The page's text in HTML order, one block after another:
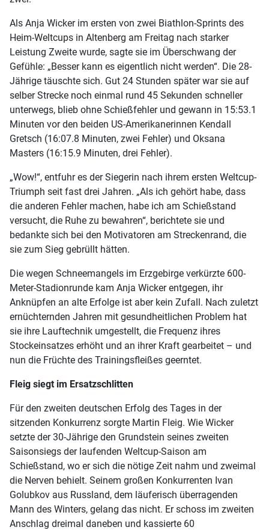
Als Anja Wicker im ersten von zwei Biathlon-Sprints des
Heim-Weltcups in Altenberg am Freitag nach starker
Leistung Zweite wurde, sagte sie im Überschwang der
Gefühle: „Besser kann es eigentlich nicht werden“. Die 28-
Jährige täuschte sich. Gut 24 Stunden später war sie auf
selber Strecke noch einmal rund 45 Sekunden schneller
unterwegs, blieb ohne Schießfehler und gewann in 15:53.1
Minuten vor den beiden US-Amerikanerinnen Kendall
Gretsch (16:07.8 Minuten, zwei Fehler) und Oksana
Masters (16:15.9 Minuten, drei Fehler).
„Wow!“, entfuhr es der Siegerin nach ihrem ersten Weltcup-
Triumph seit fast drei Jahren. „Als ich gehört habe, dass
die anderen Fehler machen, habe ich am Schießstand
versucht, die Ruhe zu bewahren“, berichtete sie und
bedankte sich bei den Motivatoren am Streckenrand, die
sie zum Sieg gebrüllt hätten.
Die wegen Schneemangels im Erzgebirge verkürzte 600-
Meter-Stadionrunde kam Anja Wicker entgegen, ihr
Anknüpfen an alte Erfolge ist aber kein Zufall. Nach zuletzt
ernüchternden Jahren mit gesundheitlichen Problem hat
sie ihre Lauftechnik umgestellt, die Frequenz ihres
Stockeinsatzes erhöht und an ihrer Kraft gearbeitet – und
nun die Früchte des Trainingsfleißes geerntet.
Fleig siegt im Ersatzschlitten
Für den zweiten deutschen Erfolg des Tages in der
sitzenden Konkurrenz sorgte Martin Fleig. Wie Wicker
setzte der 30-Jährige den Grundstein seines zweiten
Saisonsiegs der laufenden Weltcup-Saison am
Schießstand, wo er sich die nötige Zeit nahm und zweimal
die Nerven behielt. Seinem großen Konkurrenten Ivan
Golubkov aus Russland, dem läuferisch überragenden
Mann des Winters, gelang das nicht. Er schoss im zweiten
Anschlag dreimal daneben und kassierte 60